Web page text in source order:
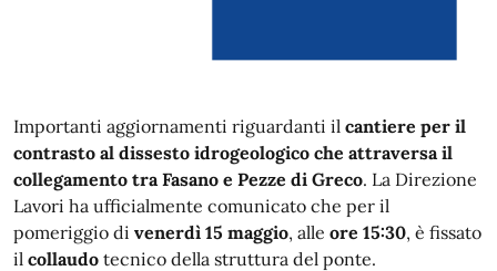
Importanti aggiornamenti riguardanti il cantiere per il
contrasto al dissesto idrogeologico che attraversa il
collegamento tra Fasano e Pezze di Greco. La Direzione
Lavori ha ufficialmente comunicato che per il
pomeriggio di venerdì 15 maggio, alle ore 15:30, è fissato
il collaudo tecnico della struttura del ponte.